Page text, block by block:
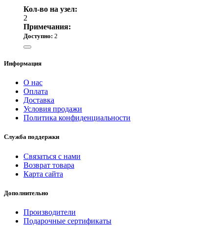
Кол-во на узел:
2
Примечания:
Доступно: 2
Информация
О нас
Оплата
Доставка
Условия продажи
Политика конфиденциальности
Служба поддержки
Связаться с нами
Возврат товара
Карта сайта
Дополнительно
Производители
Подарочные сертификаты